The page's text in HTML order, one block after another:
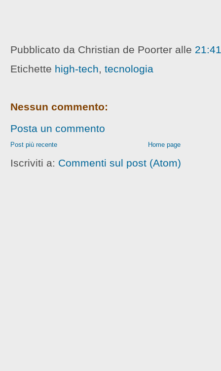
Pubblicato da Christian de Poorter alle 21:41
Etichette high-tech, tecnologia
Nessun commento:
Posta un commento
Post più recente Home page
Iscriviti a: Commenti sul post (Atom)